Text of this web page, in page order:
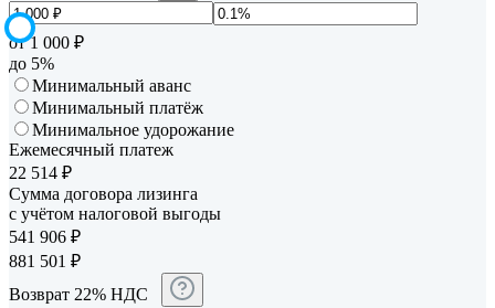
от 1 000 ₽
до 5%
Минимальный аванс
Минимальный платёж
Минимальное удорожание
Ежемесячный платеж
22 514 ₽
Сумма договора лизинга
с учётом налоговой выгоды
541 906 ₽
881 501 ₽
Возврат 22% НДС